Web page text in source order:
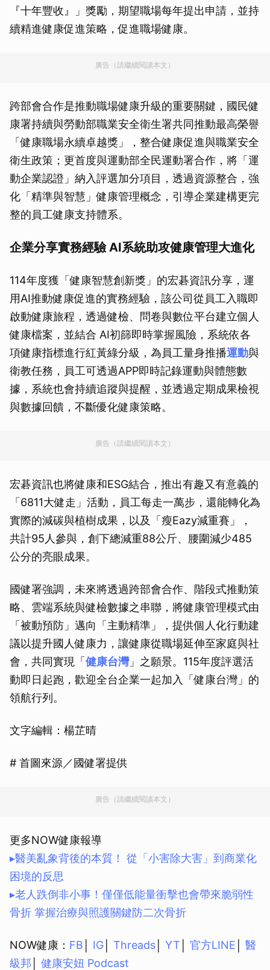
『十年豐收』」獎勵，期望職場每年提出申請，並持
續精進健康促進策略，促進職場健康。
廣告（請繼續閱讀本文）
跨部會合作是推動職場健康升級的重要關鍵，國民健
康署持續與勞動部職業安全衛生署共同推動最高榮譽
「健康職場永續卓越獎」，整合健康促進與職業安全
衛生政策；更首度與運動部全民運動署合作，將「運
動企業認證」納入評選加分項目，透過資源整合，強
化「精準與智慧」健康管理概念，引導企業建構更完
整的員工健康支持體系。
企業分享實務經驗 AI系統助攻健康管理大進化
114年度獲「健康智慧創新獎」的宏碁資訊分享，運
用AI推動健康促進的實務經驗，該公司從員工入職即
啟動健康旅程，透過健檢、問卷與數位平台建立個人
健康檔案，並結合 AI初篩即時掌握風險，系統依各
項健康指標進行紅黃綠分級，為員工量身推播運動與
衛教任務，員工可透過APP即時記錄運動與體態數
據，系統也會持續追蹤與提醒，並透過定期成果檢視
與數據回饋，不斷優化健康策略。
廣告（請繼續閱讀本文）
宏碁資訊也將健康和ESG結合，推出有趣又有意義的
「6811大健走」活動，員工每走一萬步，還能轉化為
實際的減碳與植樹成果，以及「瘦Eazy減重賽」，
共計95人參與，創下總減重88公斤、腰圍減少485
公分的亮眼成果。
國健署強調，未來將透過跨部會合作、階段式推動策
略、雲端系統與健檢數據之串聯，將健康管理模式由
「被動預防」邁向「主動精準」，提供個人化行動建
議以提升國人健康力，讓健康從職場延伸至家庭與社
會，共同實現「 健康台灣」之願景。115年度評選活
動即日起跑，歡迎全台企業一起加入「健康台灣」的
領航行列。
文字編輯：楊芷晴
# 首圖來源／國健署提供
廣告（請繼續閱讀本文）
更多NOW健康報導
▸醫美亂象背後的本質！ 從「小害除大害」到商業化
困境的反思
▸老人跌倒非小事！僅僅低能量衝擊也會帶來脆弱性
骨折 掌握治療與照護關鍵防二次骨折
NOW健康： FB IG Threads YT 官方LINE
醫
級邦
健康安妞 Podcast